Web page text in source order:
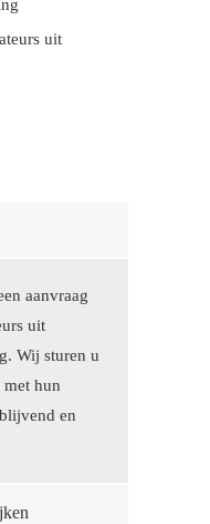
uit
aanvraag
uit
Wij sturen u
hun
en